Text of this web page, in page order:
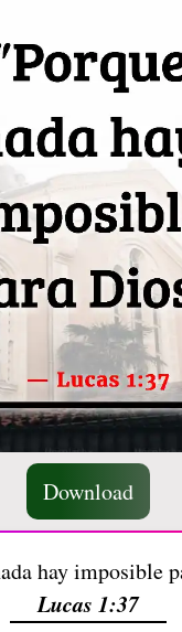
Download
hay imposible
Lucas 1:37